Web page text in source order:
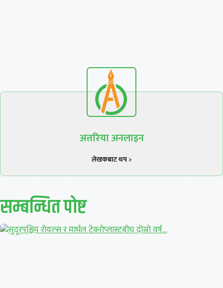
अत्तरिया अनलाइन
लेखकबाट थप >
सम्बन्धित पाेष्ट